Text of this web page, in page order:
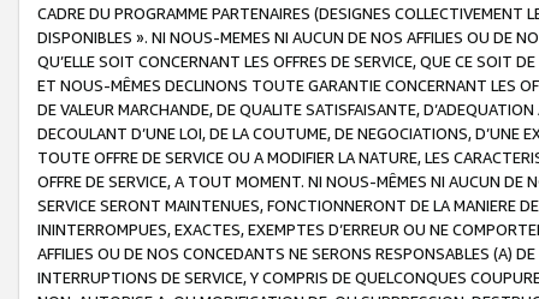
CADRE DU PROGRAMME PARTENAIRES (DESIGNES COLLECTIVEMENT
DISPONIBLES ». NI NOUS-MEMES NI AUCUN DE NOS AFFILIES OU DE
QU’ELLE SOIT CONCERNANT LES OFFRES DE SERVICE, QUE CE SOIT
ET NOUS-MÊMES DECLINONS TOUTE GARANTIE CONCERNANT LES
DE VALEUR MARCHANDE, DE QUALITE SATISFAISANTE,
DECOULANT D’UNE LOI, DE LA COUTUME, DE NEGOCIATIONS, D’UNE
TOUTE OFFRE DE SERVICE OU A MODIFIER LA NATURE, LES
OFFRE DE SERVICE, A TOUT MOMENT. NI NOUS-MÊMES NI AUCUN DE
SERVICE SERONT MAINTENUES, FONCTIONNERONT DE LA MANIERE
ININTERROMPUES, EXACTES, EXEMPTES D’ERREUR OU NE
AFFILIES OU DE NOS CONCEDANTS NE SERONS RESPONSABLES (A)
INTERRUPTIONS DE SERVICE, Y COMPRIS DE QUELCONQUES